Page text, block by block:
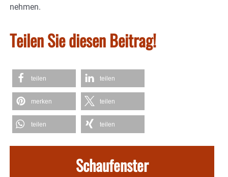
nehmen.
Teilen Sie diesen Beitrag!
teilen teilen
merken teilen
teilen teilen
Schaufenster